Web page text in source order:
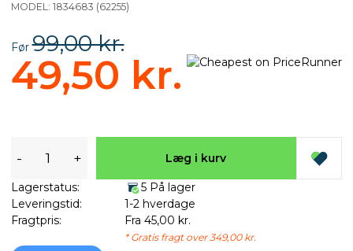
MODEL: 1834683 (62255)
Før99,00 kr.
49,50 kr.
- + Læg i kurv
Lagerstatus:
5 På lager
Leveringstid:
1-2 hverdage
Fragtpris:
Fra 45,00 kr.
* Gratis fragt over 349,00 kr.